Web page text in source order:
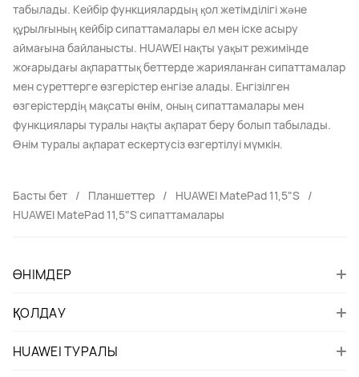
табылады. Кейбір функциялардың қол жетімділігі және
құрылғының кейбір сипаттамалары ел мен іске асыру
аймағына байланысты. HUAWEI нақты уақыт режимінде
жоғарыдағы ақпараттық беттерде жарияланған сипаттамалар
мен суреттерге өзгерістер енгізе алады. Енгізілген
өзгерістердің мақсаты өнім, оның сипаттамалары мен
функциялары туралы нақты ақпарат беру болып табылады.
Өнім туралы ақпарат ескертусіз өзгертілуі мүмкін.
Басты бет Планшеттер
HUAWEI MatePad 11,5"S
HUAWEI MatePad 11,5"S сипаттамалары
ӨНІМДЕР
ҚОЛДАУ
HUAWEI ТУРАЛЫ